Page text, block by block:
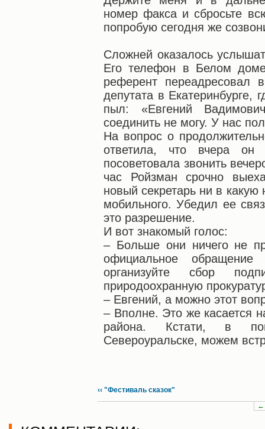
номер факса и сбросьте
попробую сегодня же
Сложней оказалось
Его телефон в Белом
референт переадресовал
депутата в Екатеринбурге,
пыл: «Евгений
соединить не могу. У нас
На вопрос о
ответила, что вчера
посоветовала звонить
час Ройзман срочно
новый секретарь ни в
мобильного. Убедил ее
это разрешение.
И вот знакомый голос:
– Больше они ничего не
официальное
организуйте сбор
природоохранную
– Евгений, а можно этот
– Вполне. Это же касается
района. Кстати, в
Североуральске, можем
‹‹ "Фестиваль сказок"
←